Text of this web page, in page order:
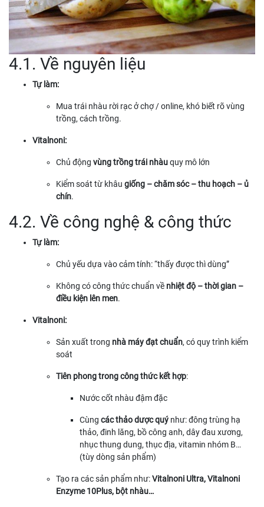
4.1. Về nguyên liệu
Tự làm:
Mua trái nhàu rời rạc ở chợ / online, khó biết rõ vùng
trồng, cách trồng.
Vitalnoni:
Chủ động vùng trồng trái nhàuquy mô lớn
Kiểm soát từ khâu giống – chăm sóc – thu hoạch – ủ
chín.
4.2. Về công nghệ & công thức
Tự làm:
Chủ yếu dựa vào cảm tính: “thấy được thì dùng”
Không có công thức chuẩn về nhiệt độ – thời gian –
điều kiện lên men.
Vitalnoni:
Sản xuất trong nhà máy đạt chuẩn, có quy trình kiểm
soát
Tiên phong trong công thức kết hợp:
Nước cốt nhàu đậm đặc
Cùng các thảo dược quý như: đông trùng hạ
thảo, đinh lăng, bồ công anh, dây đau xương,
nhục thung dung, thục địa, vitamin nhóm B…
(tùy dòng sản phẩm)
Tạo ra các sản phẩm như:Vitalnoni Ultra, Vitalnoni
Enzyme 10Plus, bột nhàu…